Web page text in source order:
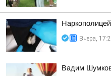
Вчера,
Вадим